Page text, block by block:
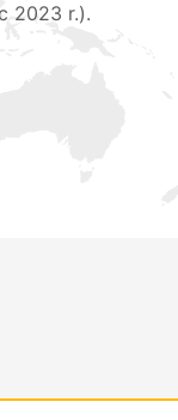
2023 r.).